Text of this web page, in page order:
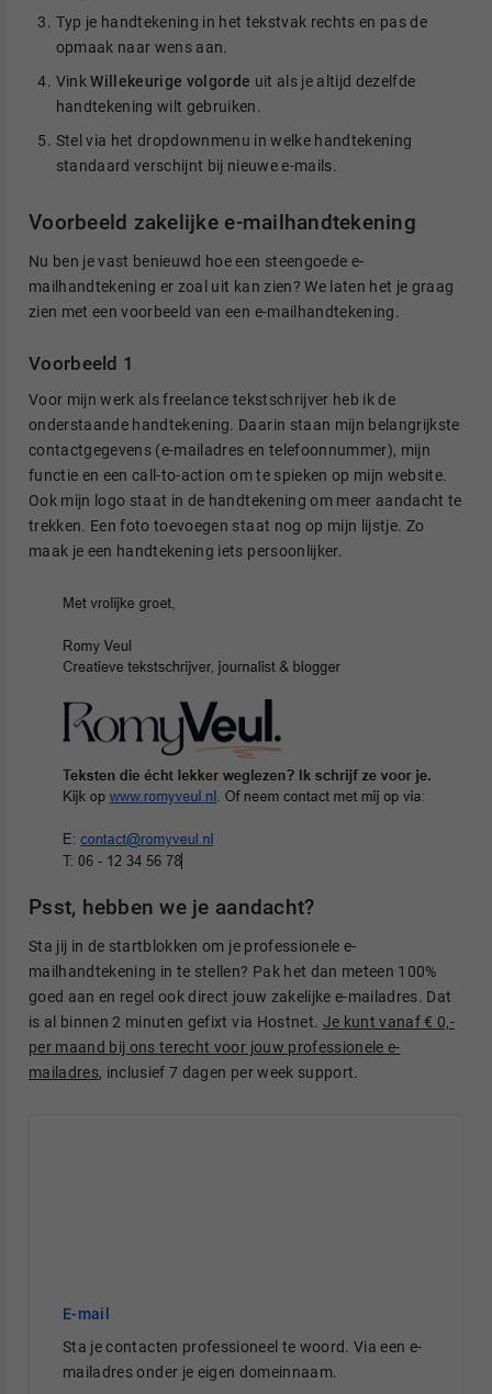
Typ je handtekening in het tekstvak rechts en pas de
opmaak naar wens aan.
VinkWillekeurige volgorde uit als je altijd dezelfde
handtekening wilt gebruiken.
Stel via het dropdownmenu in welke handtekening
standaard verschijnt bij nieuwe e-mails.
Voorbeeld zakelijke e-mailhandtekening
Nu ben je vast benieuwd hoe een steengoede e-
mailhandtekening er zoal uit kan zien? We laten het je graag
zien met een voorbeeld van een e-mailhandtekening.
Voorbeeld 1
Voor mijn werk als freelance tekstschrijver heb ik de
onderstaande handtekening. Daarin staan mijn belangrijkste
contactgegevens (e-mailadres en telefoonnummer), mijn
functie en een call-to-action om te spieken op mijn website.
Ook mijn logo staat in de handtekening om meer aandacht te
trekken. Een foto toevoegen staat nog op mijn lijstje. Zo
maak je een handtekening iets persoonlijker.
Psst, hebben we je aandacht?
Sta jij in de startblokken om je professionele e-
mailhandtekening in te stellen? Pak het dan meteen 100%
goed aan en regel ook direct jouw zakelijke e-mailadres. Dat
is al binnen 2 minuten gefixt via Hostnet. Je kunt vanaf € 0,-
per maand bij ons terecht voor jouw professionele e-
mailadres, inclusief 7 dagen per week support.
E-mail
Sta je contacten professioneel te woord. Via een e-
mailadres onder je eigen domeinnaam.